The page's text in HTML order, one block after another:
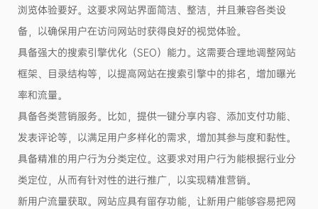
浏览体验要好。这要求网站界面简洁、整洁，并且兼容各类设
备，以确保用户在访问网站时获得良好的视觉体验。
具备强大的搜索引擎优化（SEO）能力。这需要合理地调整网站
框架、目录结构等，以提高网站在搜索引擎中的排名，增加曝光
率和流量。
具备各类营销服务。比如，提供一键分享内容、添加支付功能、
发表评论等，以满足用户多样化的需求，增加其参与度和黏性。
具备精准的用户行为分类定位。这要求对用户行为能根据行业分
类定位，从而有针对性的进行推广，以实现精准营销。
新用户流量获取。网站应具有留存功能，让新用户能够容易把网